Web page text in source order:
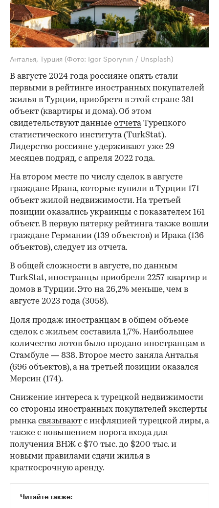
Анталья, Турция (Фото: Igor Sporynin / Unsplash)
В августе 2024 года россияне опять стали
первыми в рейтинге иностранных покупателей
жилья в Турции, приобретя в этой стране 381
объект (квартиры и дома). Об этом
свидетельствуют данные отчетаТурецкого
статистического института (TurkStat).
Лидерство россияне удерживают уже 29
месяцев подряд, с апреля 2022 года.
На втором месте по числу сделок в августе
граждане Ирана, которые купили в Турции 171
объект жилой недвижимости. На третьей
позиции оказались украинцы с показателем 161
объект. В первую пятерку рейтинга также вошли
граждане Германии (139 объектов) и Ирака (136
объектов), следует из отчета.
В общей сложности в августе, по данным
TurkStat, иностранцы приобрели 2257 квартир и
домов в Турции. Это на 26,2% меньше, чем в
августе 2023 года (3058).
Доля продаж иностранцам в общем объеме
сделок с жильем составила 1,7%. Наибольшее
количество лотов было продано иностранцам в
Стамбуле — 838. Второе место заняла Анталья
(696 объектов), а на третьей позиции оказался
Мерсин (174).
Снижение интереса к турецкой недвижимости
со стороны иностранных покупателей эксперты
рынкасвязывают с инфляцией турецкой лиры, а
также с повышением порога входа для
получения ВНЖ с $70 тыс. до $200 тыс. и
новыми правилами сдачи жилья в
краткосрочную аренду.
Читайте также: